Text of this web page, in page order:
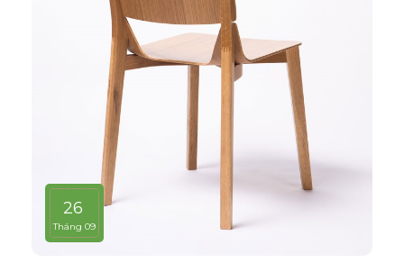
26
Tháng 09